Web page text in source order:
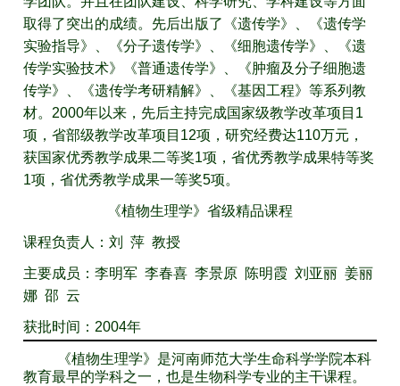
取得了突出的成绩。先后出版了《遗传学》、《遗传学
实验指导》、《分子遗传学》、《细胞遗传学》、《遗
传学实验技术》《普通遗传学》、《肿瘤及分子细胞遗
传学》、《遗传学考研精解》、《基因工程》等系列教
材。2000年以来，先后主持完成国家级教学改革项目1
项，省部级教学改革项目12项，研究经费达110万元，
获国家优秀教学成果二等奖1项，省优秀教学成果特等奖
1项，省优秀教学成果一等奖5项。
《植物生理学》省级精品课程
课程负责人：刘 萍 教授
主要成员：李明军 李春喜 李景原 陈明霞 刘亚丽 姜丽
娜 邵 云
获批时间：2004年
《植物生理学》是河南师范大学生命科学学院本科
教育最早的学科之一，也是生物科学专业的主干课程。